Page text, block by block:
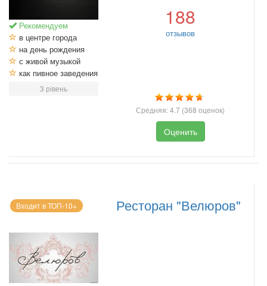
Рекомендуем
в центре города
на день рождения
с живой музыкой
как пивное заведения
3 рівень
188
отзывов
Средняя:4.7 (368 оценок)
Оценить
Входит в ТОП-10+ Ресторан "Велюров"